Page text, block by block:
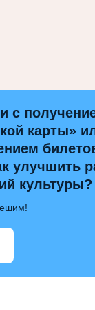
с
карты»
улучшить
культуры?